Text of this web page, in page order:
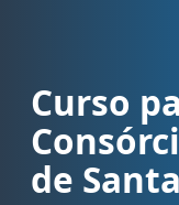
Curso para concurso
Curso
de